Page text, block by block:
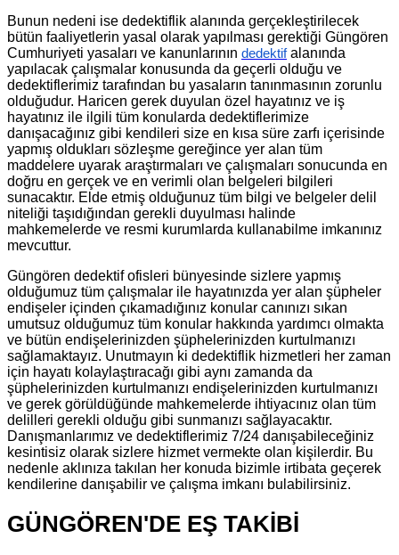
Bunun nedeni ise dedektiflik alanında gerçekleştirilecek
bütün faaliyetlerin yasal olarak yapılması gerektiği Güngören
Cumhuriyeti yasaları ve kanunlarının dedektifalanında
yapılacak çalışmalar konusunda da geçerli olduğu ve
dedektiflerimiz tarafından bu yasaların tanınmasının zorunlu
olduğudur. Haricen gerek duyulan özel hayatınız ve iş
hayatınız ile ilgili tüm konularda dedektiflerimize
danışacağınız gibi kendileri size en kısa süre zarfı içerisinde
yapmış oldukları sözleşme gereğince yer alan tüm
maddelere uyarak araştırmaları ve çalışmaları sonucunda en
doğru en gerçek ve en verimli olan belgeleri bilgileri
sunacaktır. Elde etmiş olduğunuz tüm bilgi ve belgeler delil
niteliği taşıdığından gerekli duyulması halinde
mahkemelerde ve resmi kurumlarda kullanabilme imkanınız
mevcuttur.
Güngören dedektif ofisleri bünyesinde sizlere yapmış
olduğumuz tüm çalışmalar ile hayatınızda yer alan şüpheler
endişeler içinden çıkamadığınız konular canınızı sıkan
umutsuz olduğumuz tüm konular hakkında yardımcı olmakta
ve bütün endişelerinizden şüphelerinizden kurtulmanızı
sağlamaktayız. Unutmayın ki dedektiflik hizmetleri her zaman
için hayatı kolaylaştıracağı gibi aynı zamanda da
şüphelerinizden kurtulmanızı endişelerinizden kurtulmanızı
ve gerek görüldüğünde mahkemelerde ihtiyacınız olan tüm
delilleri gerekli olduğu gibi sunmanızı sağlayacaktır.
Danışmanlarımız ve dedektiflerimiz 7/24 danışabileceğiniz
kesintisiz olarak sizlere hizmet vermekte olan kişilerdir. Bu
nedenle aklınıza takılan her konuda bizimle irtibata geçerek
kendilerine danışabilir ve çalışma imkanı bulabilirsiniz.
GÜNGÖREN'DE EŞ TAKİBİ